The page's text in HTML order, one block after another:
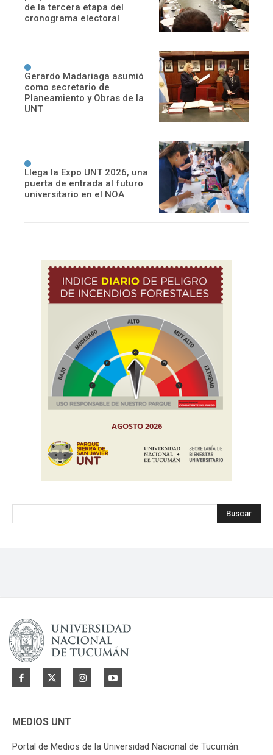
de la tercera etapa del
cronograma electoral
Gerardo Madariaga asumió
como secretario de
Planeamiento y Obras de la
UNT
Llega la Expo UNT 2026, una
puerta de entrada al futuro
universitario en el NOA
Buscar
MEDIOS UNT
Portal de Medios de la Universidad Nacional de Tucumán.